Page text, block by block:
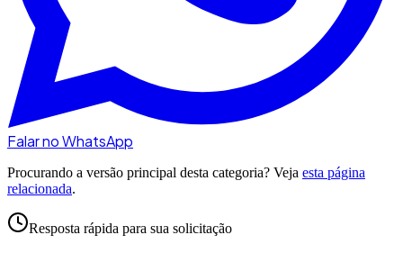
Falar no WhatsApp
Procurando a versão principal desta categoria? Veja esta página
relacionada.
Resposta rápida para sua solicitação